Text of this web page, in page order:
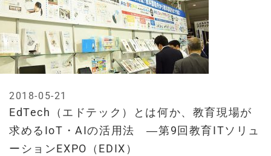
EdTech（エドテック）とは何か、教育現場が
求めるIoT・AIの活用法 ―第9回教育ITソリュ
ーションEXPO（EDIX）
2018-05-21